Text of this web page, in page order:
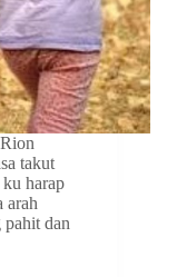
takut
ku harap
arah
dan